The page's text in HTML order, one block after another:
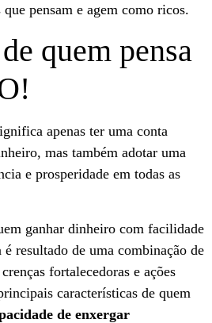
que pensam e agem como ricos.
quem pensa
apenas ter uma conta
mas também adotar uma
e prosperidade em todas as
ganhar dinheiro com facilidade
é resultado de uma combinação de
fortalecedoras e ações
características de quem
de enxergar